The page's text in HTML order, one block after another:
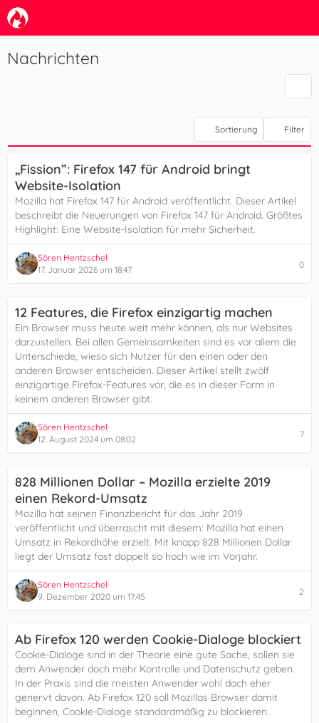
Nachrichten
Sortierung Filter
„Fission”: Firefox 147 für Android bringt
Website-Isolation
Mozilla hat Firefox 147 für Android veröffentlicht. Dieser Artikel
beschreibt die Neuerungen von Firefox 147 für Android. Größtes
Highlight: Eine Website-Isolation für mehr Sicherheit.
Sören Hentzschel
17. Januar 2026 um 18:47
0
12 Features, die Firefox einzigartig machen
Ein Browser muss heute weit mehr können, als nur Websites
darzustellen. Bei allen Gemeinsamkeiten sind es vor allem die
Unterschiede, wieso sich Nutzer für den einen oder den
anderen Browser entscheiden. Dieser Artikel stellt zwölf
einzigartige Firefox-Features vor, die es in dieser Form in
keinem anderen Browser gibt.
Sören Hentzschel
12. August 2024 um 08:02
7
828 Millionen Dollar – Mozilla erzielte 2019
einen Rekord-Umsatz
Mozilla hat seinen Finanzbericht für das Jahr 2019
veröffentlicht und überrascht mit diesem: Mozilla hat einen
Umsatz in Rekordhöhe erzielt. Mit knapp 828 Millionen Dollar
liegt der Umsatz fast doppelt so hoch wie im Vorjahr.
Sören Hentzschel
9. Dezember 2020 um 17:45
2
Ab Firefox 120 werden Cookie-Dialoge blockiert
Cookie-Dialoge sind in der Theorie eine gute Sache, sollen sie
dem Anwender doch mehr Kontrolle und Datenschutz geben.
In der Praxis sind die meisten Anwender wohl doch eher
genervt davon. Ab Firefox 120 soll Mozillas Browser damit
beginnen, Cookie-Dialoge standardmäßig zu blockieren.